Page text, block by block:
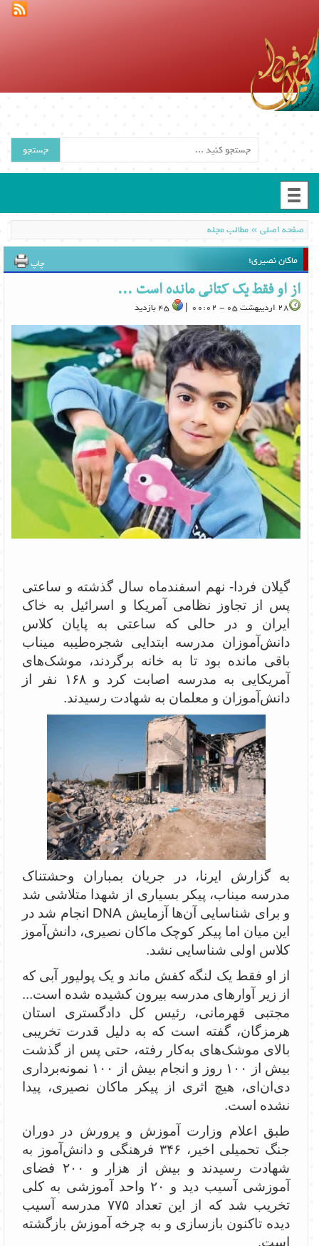
جستجو
صفحه اصلی»مطالب مجله
ماکان نصیری؛ چاپ
از او فقط یک کتانی مانده است ...
28 اردیبهشت 05 - 00:02 |
گیلان فردا- نهم اسفندماه سال گذشته و ساعتی
پس از تجاوز نظامی آمریکا و اسرائیل به خاک
ایران و در حالی که ساعتی به پایان کلاس
دانش‌آموزان مدرسه ابتدایی شجره‌طیبه میناب
باقی مانده بود تا به خانه برگردند، موشک‌های
آمریکایی به مدرسه اصابت کرد و ۱۶۸ نفر از
دانش‌آموزان و معلمان به شهادت رسیدند.
به گزارش ایرنا، در جریان بمباران وحشتناک
مدرسه میناب، پیکر بسیاری از شهدا متلاشی شد
و برای شناسایی آن‌ها آزمایش DNA انجام شد در
این میان اما پیکر کوچک ماکان نصیری، دانش‌آموز
کلاس اولی شناسایی نشد.
از او فقط یک لنگه کفش ماند و یک پولیور آبی که
از زیر آوار‌های مدرسه بیرون کشیده شده است...
مجتبی قهرمانی، رئیس کل دادگستری استان
هرمزگان، گفته است که به دلیل قدرت تخریبی
بالای موشک‌های به‌کار رفته، حتی پس از گذشت
بیش از ۱۰۰ روز و انجام بیش از ۱۰۰ نمونه‌برداری
دی‌ان‌ای، هیچ اثری از پیکر ماکان نصیری، پیدا
نشده است.
طبق اعلام وزارت آموزش و پرورش در دوران
جنگ تحمیلی اخیر، ۳۴۶ فرهنگی و دانش‌آموز به
شهادت رسیدند و بیش از هزار و ۲۰۰ فضای
آموزشی آسیب دید و ۲۰ واحد آموزشی به کلی
تخریب شد که از این تعداد ۷۷۵ مدرسه آسیب
دیده تاکنون بازسازی و به چرخه آموزش بازگشته
است.